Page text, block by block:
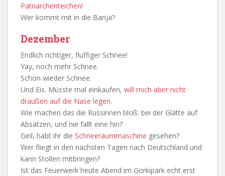
Patriarchenteichen!
Wer kommt mit in die Banja?
Dezember
Endlich richtiger, fluffiger Schnee!
Yay, noch mehr Schnee.
Schon wieder Schnee.
Und Eis. Müsste mal einkaufen, will mich aber nicht
draußen auf die Nase legen.
Wie machen das die Russinnen bloß: bei der Glätte auf
Absätzen, und nie fällt eine hin?
Geil, habt ihr die Schneeräummaschine gesehen?
Wer fliegt in den nächsten Tagen nach Deutschland und
kann Stollen mitbringen?
Ist das Feuerwerk heute Abend im Gorkipark echt erst